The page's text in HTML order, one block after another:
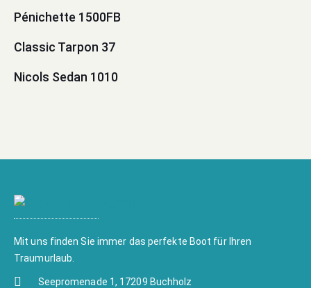
Pénichette 1500FB
Classic Tarpon 37
Nicols Sedan 1010
Mit uns finden Sie immer das perfekte Boot für Ihren
Traumurlaub.
Seepromenade 1, 17209 Buchholz